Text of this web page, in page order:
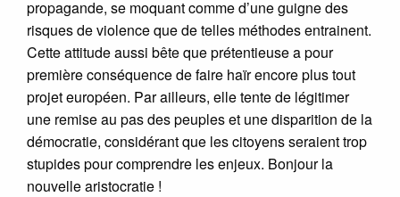
propagande, se moquant comme d’une guigne des
risques de violence que de telles méthodes entrainent.
Cette attitude aussi bête que prétentieuse a pour
première conséquence de faire haïr encore plus tout
projet européen. Par ailleurs, elle tente de légitimer
une remise au pas des peuples et une disparition de la
démocratie, considérant que les citoyens seraient trop
stupides pour comprendre les enjeux. Bonjour la
nouvelle aristocratie !